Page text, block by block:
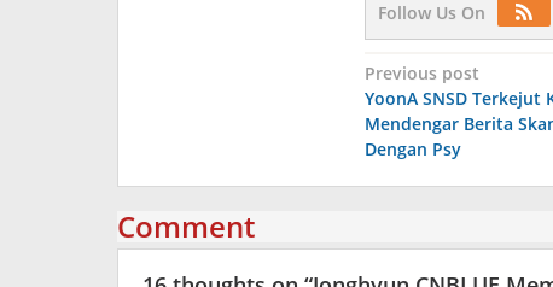
Follow Us On
Post
navigation
Previous post
YoonA SNSD Terkejut
Mendengar Berita
Dengan Psy
Comment